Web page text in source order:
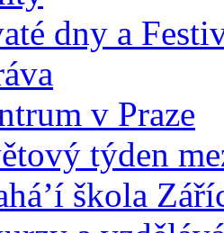
dny a
v Praze
týden
škola